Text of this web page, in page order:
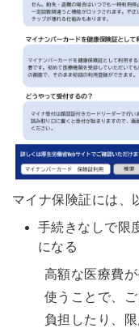
マイナ保険証には、
手続きなしで限
になる
高額な医療費
使うことで、
負担したり、